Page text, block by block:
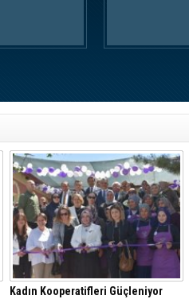
Kadın Kooperatifleri Güçleniyor